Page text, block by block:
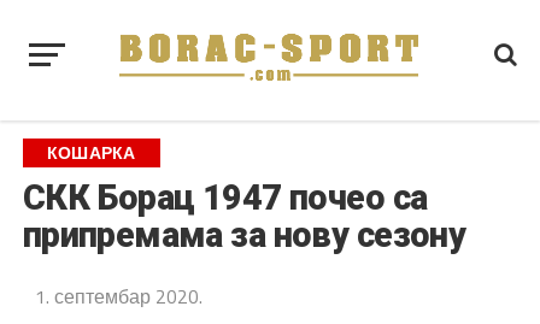
КОШАРКА
СКК Борац 1947 почео са
припремама за нову сезону
1. септембар 2020.